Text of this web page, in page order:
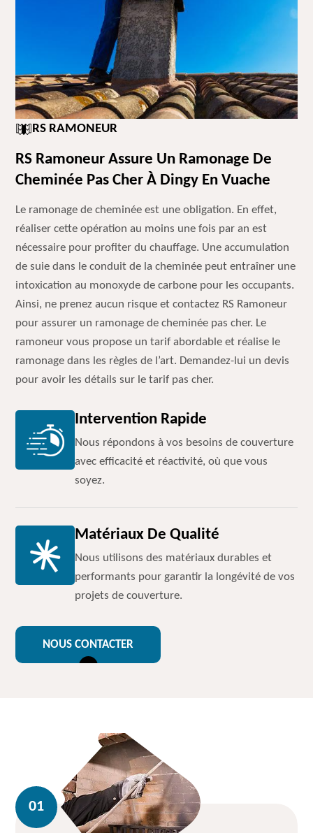
RS RAMONEUR
RS Ramoneur Assure Un Ramonage De
Cheminée Pas Cher À Dingy En Vuache
Le ramonage de cheminée est une obligation. En effet,
réaliser cette opération au moins une fois par an est
nécessaire pour profiter du chauffage. Une accumulation
de suie dans le conduit de la cheminée peut entraîner une
intoxication au monoxyde de carbone pour les occupants.
Ainsi, ne prenez aucun risque et contactez RS Ramoneur
pour assurer un ramonage de cheminée pas cher. Le
ramoneur vous propose un tarif abordable et réalise le
ramonage dans les règles de l’art. Demandez-lui un devis
pour avoir les détails sur le tarif pas cher.
Intervention Rapide
Nous répondons à vos besoins de couverture
avec efficacité et réactivité, où que vous
soyez.
Matériaux De Qualité
Nous utilisons des matériaux durables et
performants pour garantir la longévité de vos
projets de couverture.
NOUS CONTACTER